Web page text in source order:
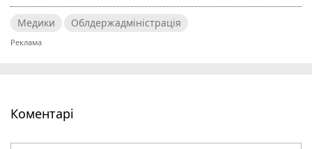
Медики Облдержадміністрація
Коментарі